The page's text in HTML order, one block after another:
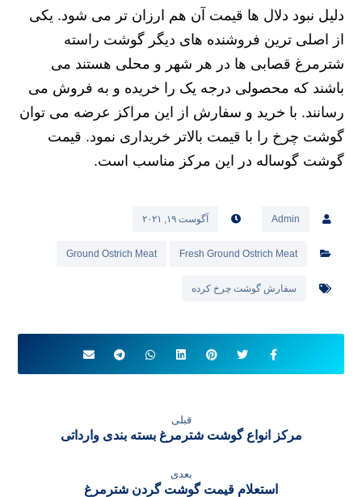
دلیل نبود دلال ها قیمت آن هم ارزان تر می شود. یکی
از اصلی ترین فروشنده های دیگر گوشت راسته
شترمرغ قصابی ها در هر شهر و محلی هستند می
باشند که محصولی درجه یک را خریده و به فروش می
رسانند. با خرید و سفارش از این مراکز عرضه می توان
گوشت چرخ را با قیمت بالاتر خریداری نمود. قیمت
گوشت گوساله در این مرکز مناسب است.
Admin آگوست ۱۹, ۲۰۲۱
Fresh Ground Ostrich Meat
Ground Ostrich Meat
سفارش گوشت چرخ کرده
قبلی
مرکز انواع گوشت شترمرغ بسته بندی وارداتی
بعدی
استعلام قیمت گوشت گردن شترمرغ